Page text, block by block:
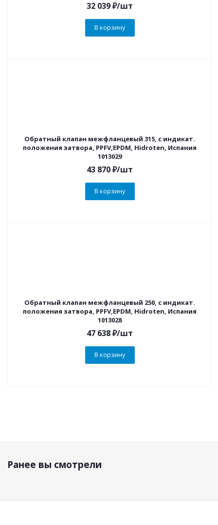
32 039₽/шт
В корзину
Обратный клапан межфланцевый 315, с индикат.
положения затвора, PPFV,EPDM, Hidroten, Испания
1013029
43 870₽/шт
В корзину
Обратный клапан межфланцевый 250, с индикат.
положения затвора, PPFV,EPDM, Hidroten, Испания
1013028
47 638₽/шт
В корзину
Ранее вы смотрели